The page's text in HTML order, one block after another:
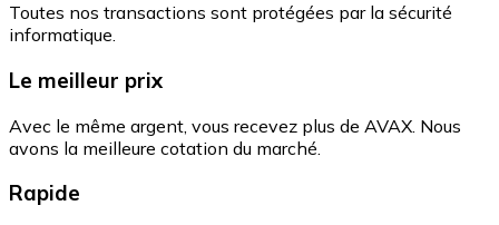
Toutes nos transactions sont protégées par la sécurité
informatique.
Le meilleur prix
Avec le même argent, vous recevez plus de AVAX. Nous
avons la meilleure cotation du marché.
Rapide